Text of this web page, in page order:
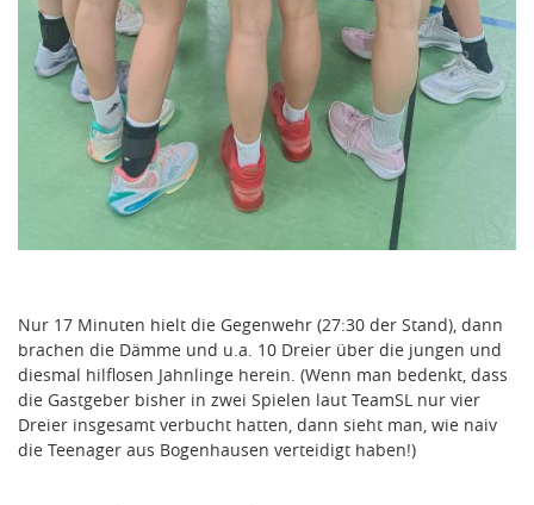
Nur 17 Minuten hielt die Gegenwehr (27:30 der Stand), dann
brachen die Dämme und u.a. 10 Dreier über die jungen und
diesmal hilflosen Jahnlinge herein. (Wenn man bedenkt, dass
die Gastgeber bisher in zwei Spielen laut TeamSL nur vier
Dreier insgesamt verbucht hatten, dann sieht man, wie naiv
die Teenager aus Bogenhausen verteidigt haben!)